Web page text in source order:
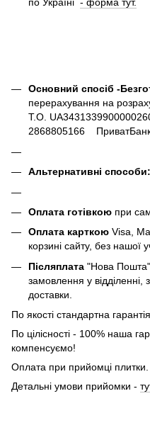
Основний спосіб -
перерахування на
Т.О.
2868805166
Альтернативні способи:
Оплата готівкою при
Оплата карткою Visa,
корзині сайту, без нашої
Післяплата "Нова
замовлення у
доставки.
По якості стандартна
По цілісності - 100% наша
компенсуємо!
Оплата при прийомці плитки.
Детальні умови прийомки -